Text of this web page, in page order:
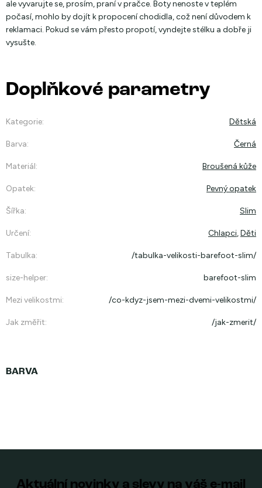
ale vyvarujte se, prosím, praní v pračce. Boty nenoste v teplém
počasí, mohlo by dojít k propocení chodidla, což není důvodem k
reklamaci. Pokud se vám přesto propotí, vyndejte stélku a dobře ji
vysušte.
Doplňkové parametry
Kategorie: Dětská
Barva: Černá
Materiál: Broušená kůže
Opatek: Pevný opatek
Šířka: Slim
Určení: Chlapci,Děti
Tabulka: /tabulka-velikosti-barefoot-slim/
size-helper: barefoot-slim
Mezi velikostmi: /co-kdyz-jsem-mezi-dvemi-velikostmi/
Jak změřit: /jak-zmerit/
Aktuální novinky a slevy na váš e-mail